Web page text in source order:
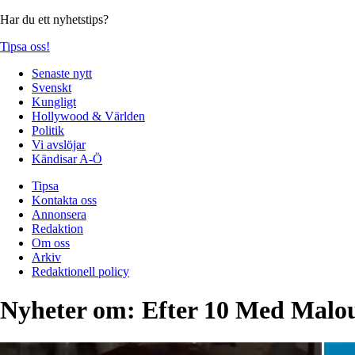
Har du ett nyhetstips?
Tipsa oss!
Senaste nytt
Svenskt
Kungligt
Hollywood & Världen
Politik
Vi avslöjar
Kändisar A-Ö
Tipsa
Kontakta oss
Annonsera
Redaktion
Om oss
Arkiv
Redaktionell policy
Nyheter om: Efter 10 Med